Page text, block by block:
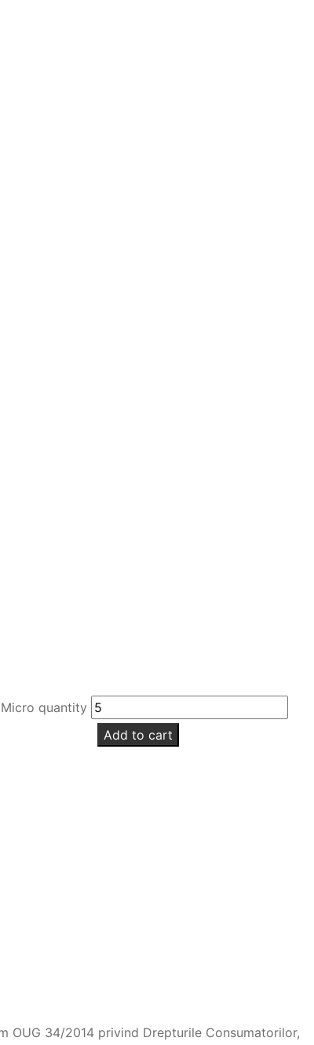
quantity
Add to cart
OUG 34/2014 privind Drepturile Consumatorilor,